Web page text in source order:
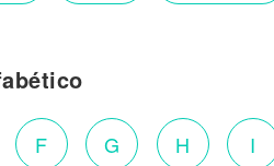
F G H I